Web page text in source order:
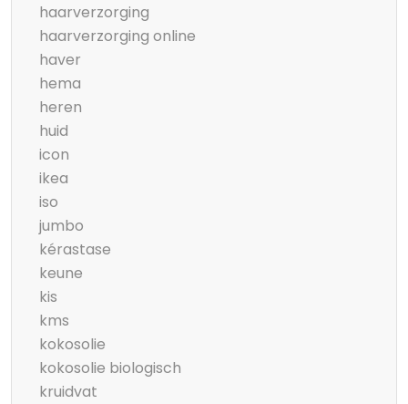
haarverzorging
haarverzorging online
haver
hema
heren
huid
icon
ikea
iso
jumbo
kérastase
keune
kis
kms
kokosolie
kokosolie biologisch
kruidvat